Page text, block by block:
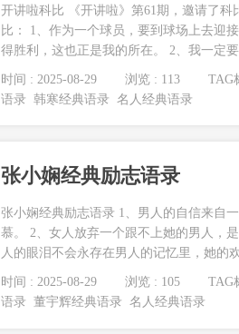
开讲啦科比 《开讲啦》第61期，邀请了
比： 1、作为一个球员，要到球场上去迎
得胜利，这也正是我的所在。 2、我一定
时间 : 2025-08-29 浏览 : 113 TAG
语录 韩寒经典语录 名人经典语录
张小娴经典励志语录
张小娴经典励志语录 1、男人的自信来自
慕。 2、女人放弃一个跟不上她的男人，
人的眼泪不会永存在男人的记忆里，她的
时间 : 2025-08-29 浏览 : 105 TAG
语录 董宇辉经典语录 名人经典语录